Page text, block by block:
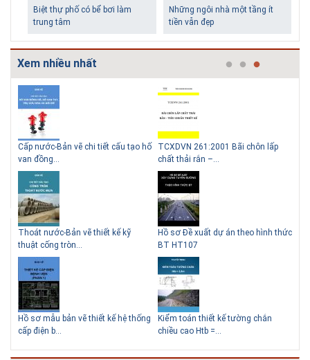
Biệt thự phố có bể bơi làm
trung tâm
Những ngôi nhà một tầng ít
tiền vẫn đẹp
Lý do nên sử dụng gạch block
để xây nhà
Thiết kế nhà siêu nhỏ độc đáo
Giải pháp xử lý thấm chân
tường
Xem nhiều nhất
Cấp nước-Bản vẽ chi tiết cấu tạo hố
van đồng...
Thoát nước-Bản vẽ thiết kế kỹ
thuật cống tròn...
Hồ sơ mẫu bản vẽ thiết kế hệ thống
cấp điện b...
TCXDVN 261:2001 Bãi chôn lấp
chất thải rắn –...
Hồ sơ Đề xuất dự án theo hình thức
BT HT107
Kiểm toán thiết kế tường chắn
chiều cao Htb =...